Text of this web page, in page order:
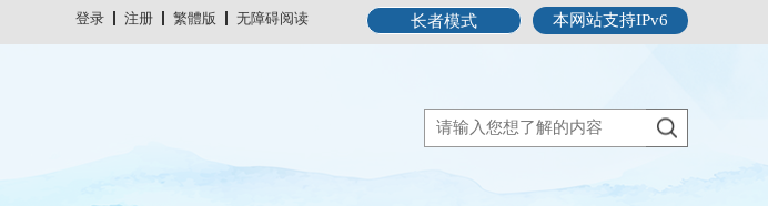
本网站支持IPv6
长者模式
登录 注册 繁體版 无障碍阅读